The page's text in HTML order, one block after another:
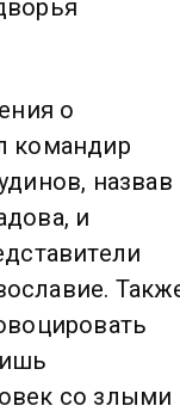
о
командир
назвав
и
со злыми